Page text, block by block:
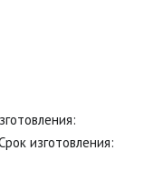
изготовления: